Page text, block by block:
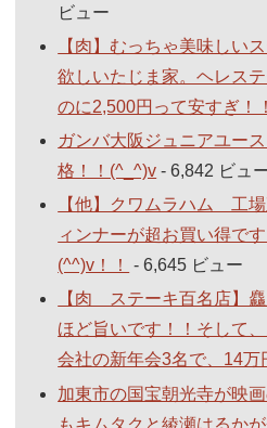
ビュー
【肉】むっちゃ美味しい
欲しいたじま家。ヘレス
のに2,500円って安すぎ！！
ガンバ大阪ジュニアユー
格！！(^_^)v - 6,842 ビュ
【他】クワムラハム 工
ィンナーが超お買い得で
(^^)v！！
- 6,645 ビュー
【肉 ステーキ百名店】
ほど旨いです！！そして
会社の新年会3名で、14万
加東市の国宝朝光寺が映
もキムタクと綾瀬はるか